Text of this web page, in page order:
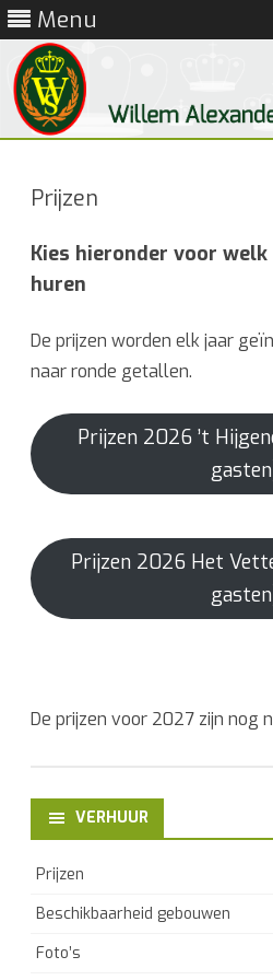
Menu
Prijzen
Kies hieronder voor
huren
De prijzen worden elk jaar
naar ronde getallen.
Prijzen 2026 ’t
Prijzen 2026 Het
De prijzen voor 2027 zijn nog
VERHUUR
Prijzen
Beschikbaarheid gebouwen
Foto’s